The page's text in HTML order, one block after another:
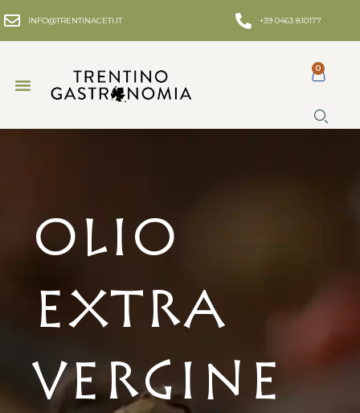
INFO@TRENTINACETI.IT +39 0463 810177
0
Olio
Extra
Vergine